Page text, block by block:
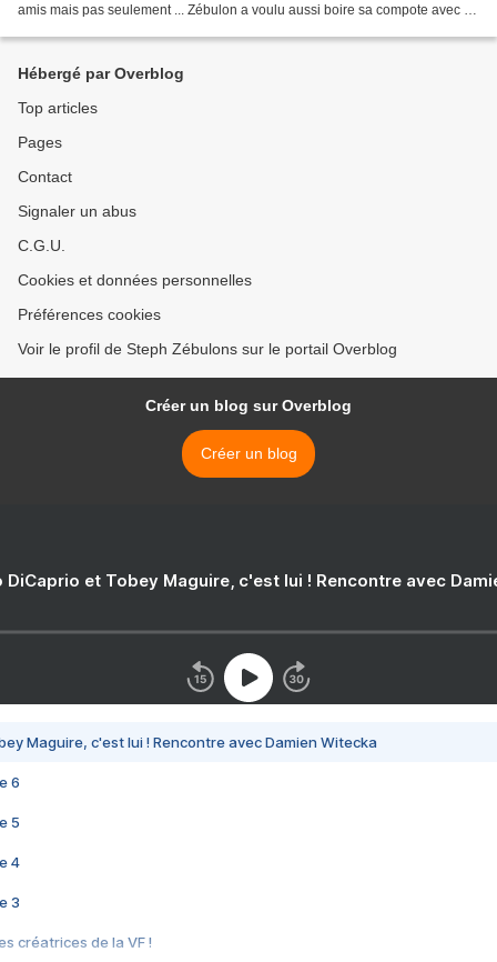
amis mais pas seulement ... Zébulon a voulu aussi boire sa compote avec la
Hébergé par Overblog
Top articles
Pages
Contact
Signaler un abus
C.G.U.
Cookies et données personnelles
Préférences cookies
Voir le profil de Steph Zébulons sur le portail Overblog
Créer un blog sur Overblog
Créer un blog
DiCaprio et Tobey Maguire, c'est lui ! Rencontre avec
Maguire, c'est lui ! Rencontre avec Damien Witecka
6
5
4
3
créatrices de la VF !